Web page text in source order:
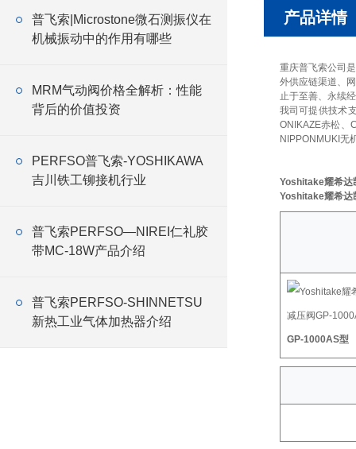
普飞索|Microstone微石测振仪在
机械振动中的作用有哪些
MRM气动阀价格全解析：性能
背后的价值投资
PERFSO普飞索-YOSHIKAWA
吉川铁工铆接机行业
普飞索PERFSO—NIREI仁礼胶
带MC-18W产品介绍
普飞索PERFSO-SHINNETSU
新热工业气体加热器介绍
产品详情
重庆普飞索公司
外供应链渠道、
止于至善、永续
我司可提供技术
ONIKAZE赤松、
NIPPONMUKI无
Yoshitake耀希达
Yoshitake耀希达
GP-1000AS型